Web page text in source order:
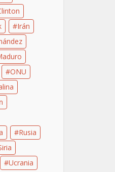
Irán
ONU
Rusia
Ucrania